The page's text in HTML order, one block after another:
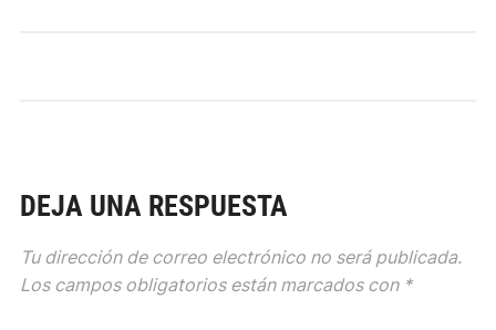
DEJA UNA RESPUESTA
Tu dirección de correo electrónico no será publicada.
Los campos obligatorios están marcados con *